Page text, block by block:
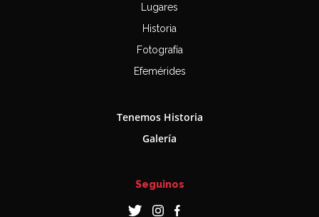
Lugares
Historia
Fotografía
Efemérides
Tenemos Historia
Galería
Seguinos